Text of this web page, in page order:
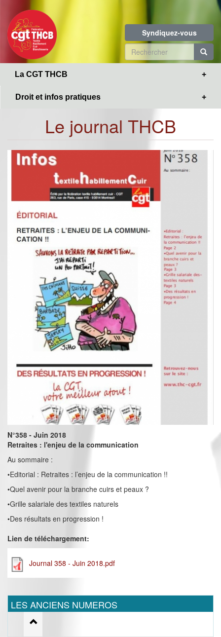
contenu
principal
Syndiquez-vous
Formulaire
de
La CGT THCB
Droit et infos pratiques
Le journal THCB
N°358 - Juin 2018
Retraites : l'enjeu de la communication
Au sommaire :
•Editorial : Retraites : l’enjeu de la communication !!
•Quel avenir pour la branche cuirs et peaux ?
•Grille salariale des textiles naturels
•Des résultats en progression !
Lien de téléchargement:
Journal 358 - Juin 2018.pdf
LES ANCIENS NUMEROS